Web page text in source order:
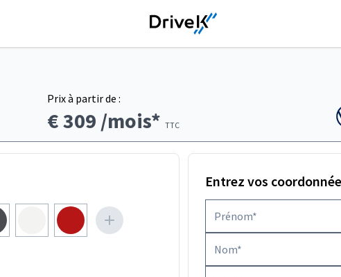
Prix à partir de :
€ 309 /mois* TTC
Entrez vos